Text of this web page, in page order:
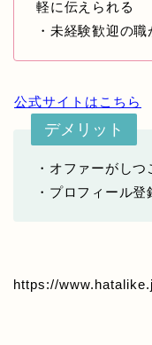
軽に伝えられる
・未経験歓迎の職
公式サイトはこちら
デメリット
・オファーがし
・プロフィール
https://